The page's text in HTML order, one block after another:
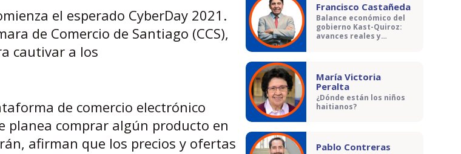
el esperado CyberDay 2021.
de Comercio de Santiago (CCS),
cautivar a los
de comercio electrónico
planea comprar algún producto en
afirman que los precios y ofertas
Francisco Castañeda
Balance económico del
gobierno Kast-Quiroz:
avances reales y
María Victoria
Peralta
¿Dónde están los niños
haitianos?
Pablo Contreras